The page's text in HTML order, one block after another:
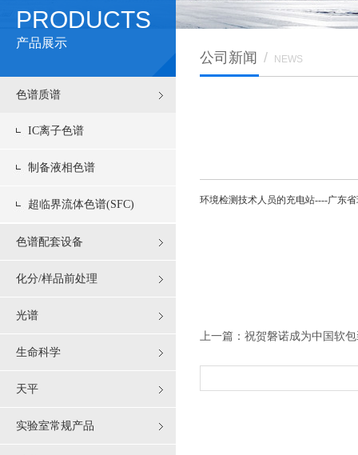
PRODUCTS
产品展示
色谱质谱
IC离子色谱
制备液相色谱
超临界流体色谱(SFC)
色谱配套设备
化分/样品前处理
光谱
生命科学
天平
实验室常规产品
公司新闻 / NEWS
环境检测技术人员的充电站----广东
上一篇： 祝贺磐诺成为中国软